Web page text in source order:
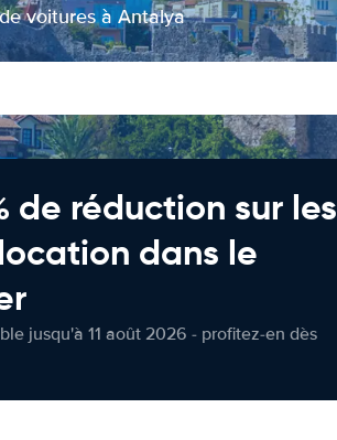
voitures à Antalya
de réduction sur les
dans le
jusqu'à 11 août 2026 - profitez-en dès